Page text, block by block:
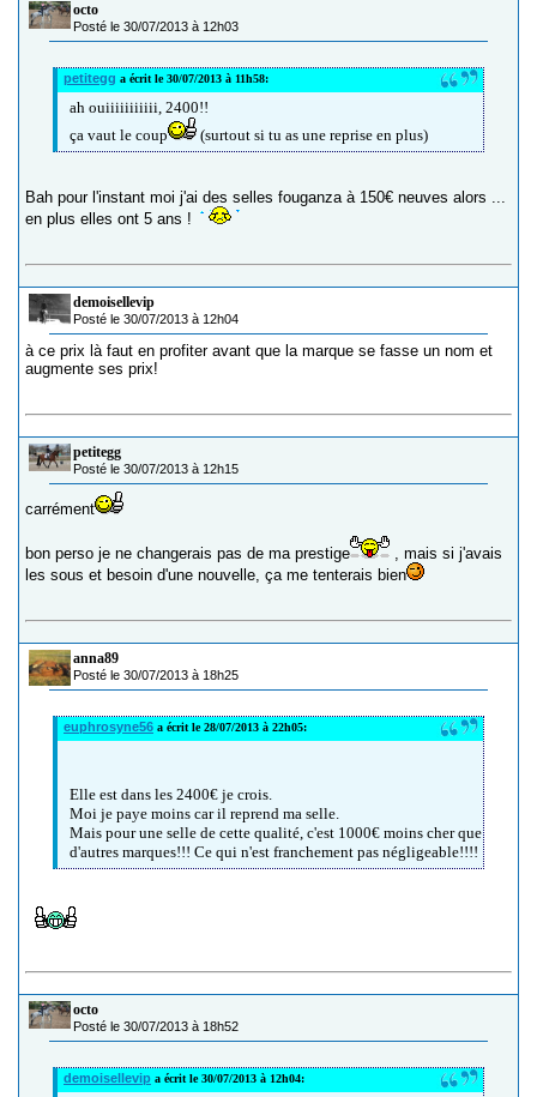
octo
Posté le 30/07/2013 à 12h03
petitegg a écrit le 30/07/2013 à 11h58:
ah ouiiiiiiiiiii, 2400!!
ça vaut le coup
(surtout si tu as une reprise en plus)
Bah pour l'instant moi j'ai des selles fouganza à 150€ neuves alors ...
en plus elles ont 5 ans !
demoisellevip
Posté le 30/07/2013 à 12h04
à ce prix là faut en profiter avant que la marque se fasse un nom et
augmente ses prix!
petitegg
Posté le 30/07/2013 à 12h15
carrément
bon perso je ne changerais pas de ma prestige
, mais si j'avais
les sous et besoin d'une nouvelle, ça me tenterais bien
anna89
Posté le 30/07/2013 à 18h25
euphrosyne56 a écrit le 28/07/2013 à 22h05:
Elle est dans les 2400€ je crois.
Moi je paye moins car il reprend ma selle.
Mais pour une selle de cette qualité, c'est 1000€ moins cher que
d'autres marques!!! Ce qui n'est franchement pas négligeable!!!!
octo
Posté le 30/07/2013 à 18h52
demoisellevip a écrit le 30/07/2013 à 12h04: